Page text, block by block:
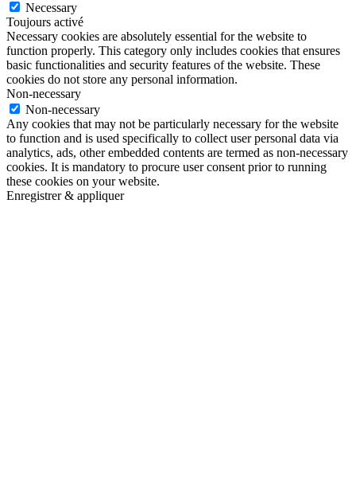
Necessary
Toujours activé
Necessary cookies are absolutely essential for the website to
function properly. This category only includes cookies that ensures
basic functionalities and security features of the website. These
cookies do not store any personal information.
Non-necessary
Non-necessary
Any cookies that may not be particularly necessary for the website
to function and is used specifically to collect user personal data via
analytics, ads, other embedded contents are termed as non-necessary
cookies. It is mandatory to procure user consent prior to running
these cookies on your website.
Enregistrer & appliquer